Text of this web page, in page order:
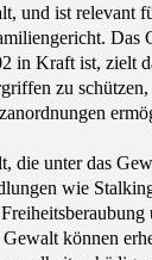
und ist relevant
Das
in Kraft ist, zielt
zu schützen,
die unter das
wie
können